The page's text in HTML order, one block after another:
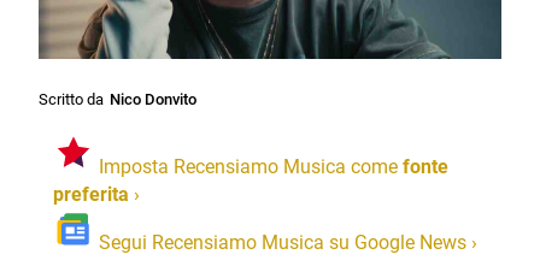
Scritto da Nico Donvito
Imposta Recensiamo Musica come fonte
preferita ›
Segui Recensiamo Musica su Google News ›